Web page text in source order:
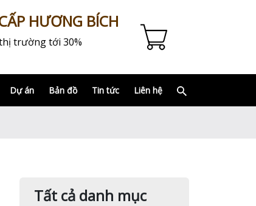
HƯƠNG BÍCH
trường tới 30%
Dự án Bản đồ Tin tức Liên hệ
Tất cả danh mục